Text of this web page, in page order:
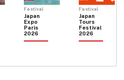
Festival
Japan
Expo
Paris
2026
Festival
Japan
Tours
Festival
2026